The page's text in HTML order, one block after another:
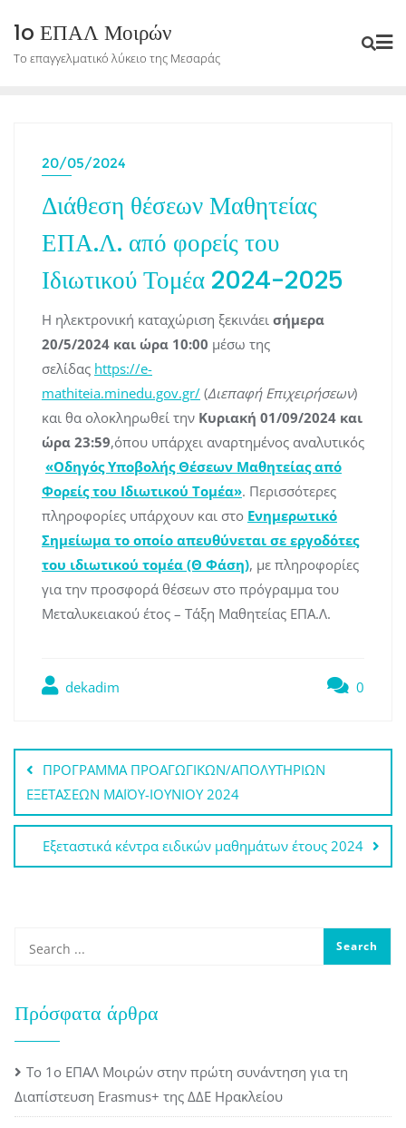
content
1o ΕΠΑΛ Μοιρών
Το επαγγελματικό λύκειο της Μεσαράς
20/05/2024
Διάθεση θέσεων Μαθητείας
ΕΠΑ.Λ. από φορείς του
Ιδιωτικού Τομέα 2024-2025
Η ηλεκτρονική καταχώριση ξεκινάει σήμερα
20/5/2024 και ώρα 10:00 μέσω της
σελίδας https://e-
mathiteia.minedu.gov.gr/ (Διεπαφή Επιχειρήσεων)
και θα ολοκληρωθεί την Κυριακή 01/09/2024 και
ώρα 23:59,όπου υπάρχει αναρτημένος αναλυτικός
«Οδηγός Υποβολής Θέσεων Μαθητείας από
Φορείς του Ιδιωτικού Τομέα». Περισσότερες
πληροφορίες υπάρχουν και στο Ενημερωτικό
Σημείωμα το οποίο απευθύνεται σε εργοδότες
του ιδιωτικού τομέα (Θ Φάση), με πληροφορίες
για την προσφορά θέσεων στο πρόγραμμα του
Μεταλυκειακού έτος – Τάξη Μαθητείας ΕΠΑ.Λ.
dekadim 0
Πλοήγηση
άρθρων
ΠΡΟΓΡΑΜΜΑ ΠΡΟΑΓΩΓΙΚΩΝ/ΑΠΟΛΥΤΗΡΙΩΝ
ΕΞΕΤΑΣΕΩΝ ΜΑΪΟΥ-ΙΟΥΝΙΟΥ 2024
Εξεταστικά κέντρα ειδικών μαθημάτων έτους 2024
Πρόσφατα άρθρα
Το 1ο ΕΠΑΛ Μοιρών στην πρώτη συνάντηση για τη
Διαπίστευση Erasmus+ της ΔΔΕ Ηρακλείου